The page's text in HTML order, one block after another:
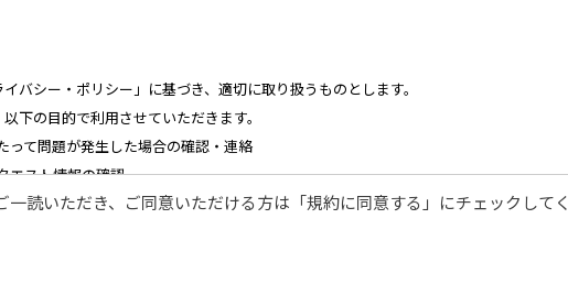
バシー・ポリシー」に基づき、適切に取り扱うものとします。
下の目的で利用させていただきます。
て問題が発生した場合の確認・連絡
スト情報の確認
お客様に対する迅速なご連絡（電子メール、電話、郵送によるご連絡）
上策などの検討のためのお客様アンケート調査の実施
一読いただき、ご同意いただける方は「規約に同意する」にチェックして